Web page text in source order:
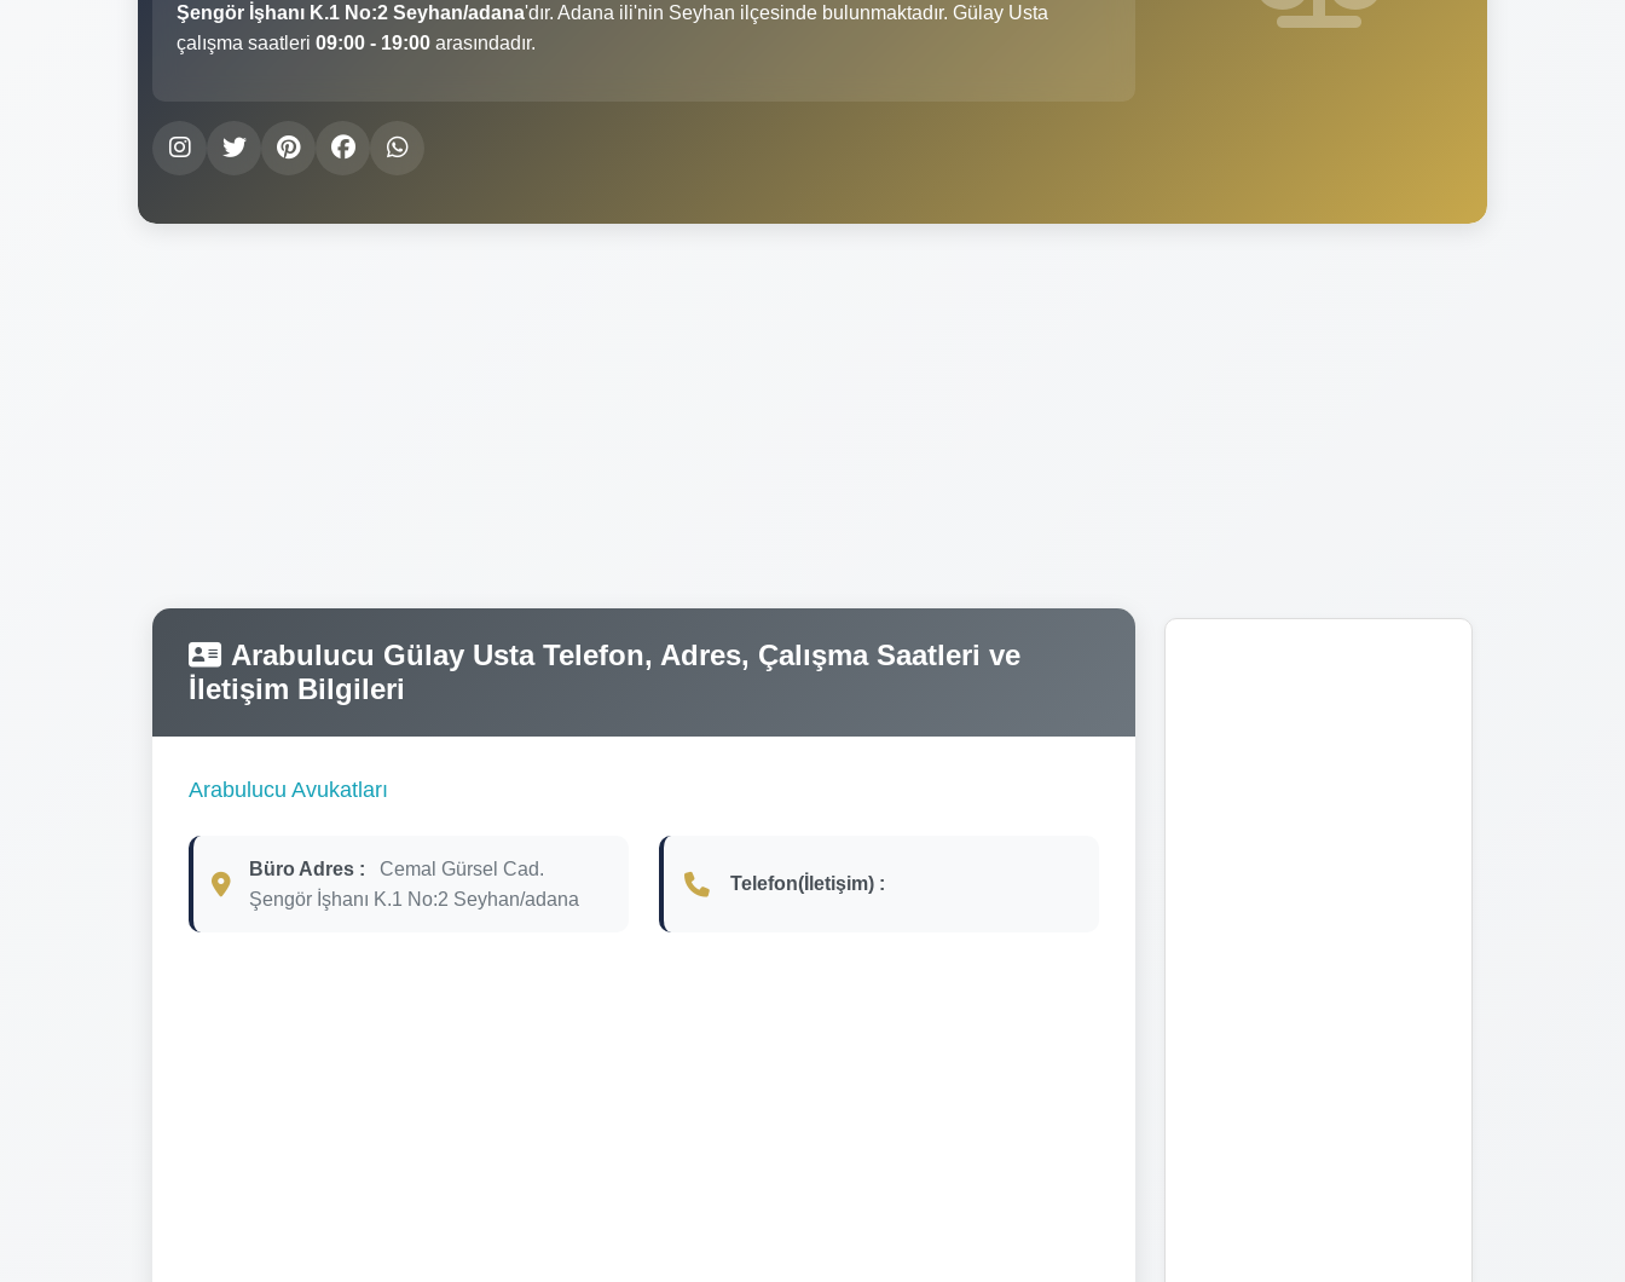
Şengör İşhanı K.1 No:2 Seyhan/adana'dır. Adana ili'nin Seyhan ilçesinde bulunmaktadır. Gülay Usta
çalışma saatleri 09:00 - 19:00 arasındadır.
Arabulucu Gülay Usta Telefon, Adres, Çalışma Saatleri ve
İletişim Bilgileri
Arabulucu Avukatları
Büro Adres :
Cemal Gürsel Cad.
Şengör İşhanı K.1 No:2 Seyhan/adana
Telefon(İletişim) :